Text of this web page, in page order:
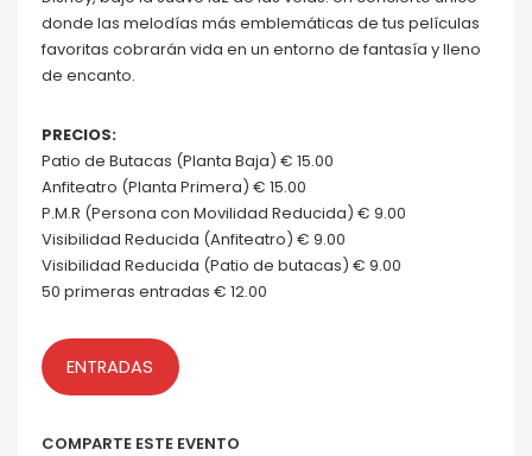
donde las melodías más emblemáticas de tus películas
favoritas cobrarán vida en un entorno de fantasía y lleno
de encanto.
PRECIOS:
Patio de Butacas (Planta Baja) € 15.00
Anfiteatro (Planta Primera) € 15.00
P.M.R (Persona con Movilidad Reducida) € 9.00
Visibilidad Reducida (Anfiteatro) € 9.00
Visibilidad Reducida (Patio de butacas) € 9.00
50 primeras entradas € 12.00
ENTRADAS
COMPARTE ESTE EVENTO